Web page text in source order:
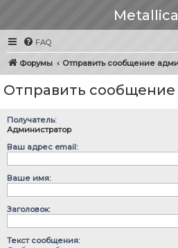
FAQ
Форумы Отправить сообщение
Отправить
Получатель:
Администратор
Ваш адрес email:
Ваше имя:
Заголовок:
Текст сообщения: